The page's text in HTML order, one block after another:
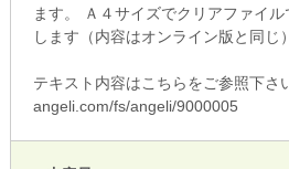
ます。 Ａ４サイズでクリアファイ
します（内容はオンライン版と同じ
テキスト内容はこちらをご参照下
angeli.com/fs/angeli/9000005